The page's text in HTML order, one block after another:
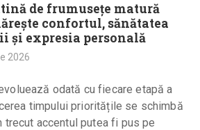
de frumusețe matură
confortul, sănătatea
și expresia personală
2026
odată cu fiecare etapă a
timpului prioritățile se schimbă
trecut accentul putea fi pus pe